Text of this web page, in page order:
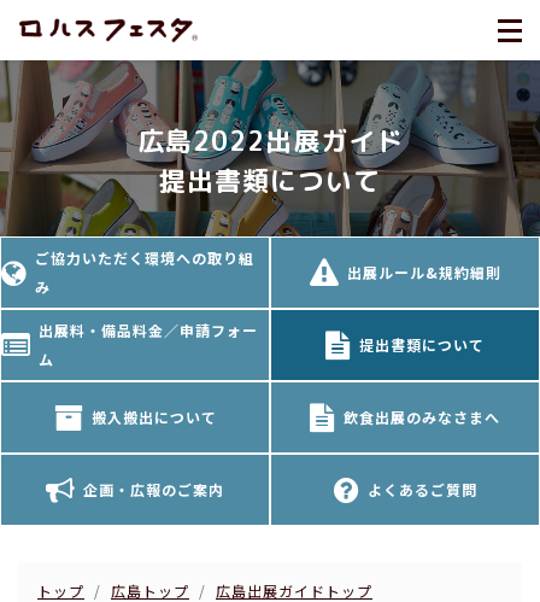
広島2022出展ガイド
提出書類について
ご協力いただく環境への取り組
み
出展ルール&規約細則
出展料・備品料金／申請フォー
ム
提出書類について
搬入搬出について 飲食出展のみなさまへ
企画・広報のご案内 よくあるご質問
トップ 広島トップ
広島出展ガイドトップ